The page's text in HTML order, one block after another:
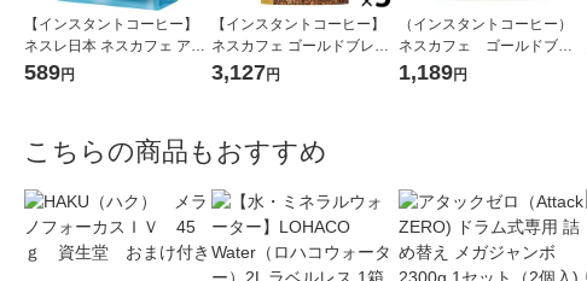
【インスタントコーヒー】
ネスレ日本 ネスカフェ アイ
スブレンド 1袋（50g）
589円
【インスタントコーヒー】
ネスカフェ ゴールドブレン
ド エコ＆システムパック 1
セット（95g×3本）
3,127円
（インスタントコーヒー）
ネスカフェ ゴールドブレ
ンドカフェインレスエコ＆
システムパック 1本（60
1,189円
こちらの商品もおすすめ